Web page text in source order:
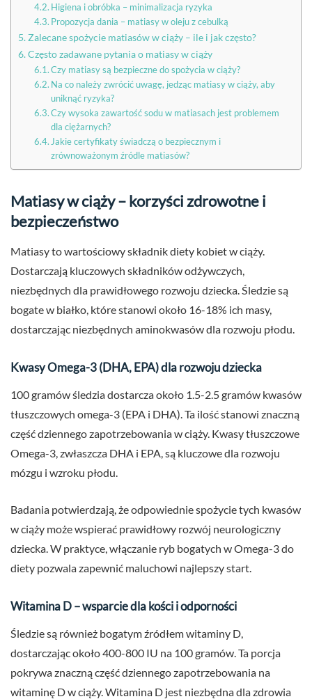
Higiena i obróbka – minimalizacja ryzyka
Propozycja dania – matiasy w oleju z cebulką
Zalecane spożycie matiasów w ciąży – ile i jak często?
Często zadawane pytania o matiasy w ciąży
Czy matiasy są bezpieczne do spożycia w ciąży?
Na co należy zwrócić uwagę, jedząc matiasy w ciąży, aby
uniknąć ryzyka?
Czy wysoka zawartość sodu w matiasach jest problemem
dla ciężarnych?
Jakie certyfikaty świadczą o bezpiecznym i
zrównoważonym źródle matiasów?
Matiasy w ciąży – korzyści zdrowotne i
bezpieczeństwo
Matiasy to wartościowy składnik diety kobiet w ciąży.
Dostarczają kluczowych składników odżywczych,
niezbędnych dla prawidłowego rozwoju dziecka. Śledzie są
bogate w białko, które stanowi około 16-18% ich masy,
dostarczając niezbędnych aminokwasów dla rozwoju płodu.
Kwasy Omega-3 (DHA, EPA) dla rozwoju dziecka
100 gramów śledzia dostarcza około 1.5-2.5 gramów kwasów
tłuszczowych omega-3 (EPA i DHA). Ta ilość stanowi znaczną
część dziennego zapotrzebowania w ciąży. Kwasy tłuszczowe
Omega-3, zwłaszcza DHA i EPA, są kluczowe dla rozwoju
mózgu i wzroku płodu.
Badania potwierdzają, że odpowiednie spożycie tych kwasów
w ciąży może wspierać prawidłowy rozwój neurologiczny
dziecka. W praktyce, włączanie ryb bogatych w Omega-3 do
diety pozwala zapewnić maluchowi najlepszy start.
Witamina D – wsparcie dla kości i odporności
Śledzie są również bogatym źródłem witaminy D,
dostarczając około 400-800 IU na 100 gramów. Ta porcja
pokrywa znaczną część dziennego zapotrzebowania na
witaminę D w ciąży. Witamina D jest niezbędna dla zdrowia